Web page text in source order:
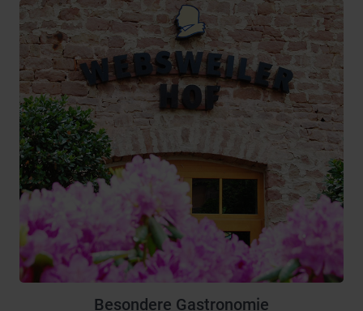
Besondere Gastronomie